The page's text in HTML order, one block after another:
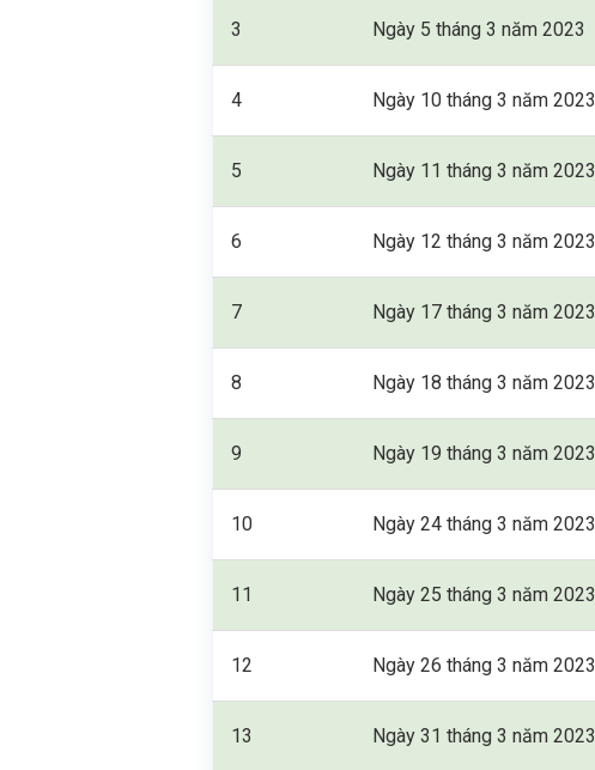
3 Ngày 5 tháng 3 năm 2023
4 Ngày 10 tháng 3 năm 2023
5 Ngày 11 tháng 3 năm 2023
6 Ngày 12 tháng 3 năm 2023
7 Ngày 17 tháng 3 năm 2023
8 Ngày 18 tháng 3 năm 2023
9 Ngày 19 tháng 3 năm 2023
10 Ngày 24 tháng 3 năm 2023
11 Ngày 25 tháng 3 năm 2023
12 Ngày 26 tháng 3 năm 2023
13 Ngày 31 tháng 3 năm 2023